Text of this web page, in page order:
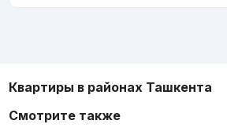
Квартиры в районах Ташкента
Смотрите также